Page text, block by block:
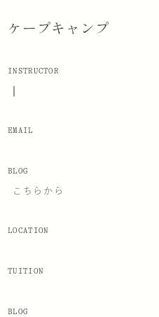
ケープキャンプ
INSTRUCTOR
|
EMAIL
BLOG
こちらから
LOCATION
TUITION
BLOG